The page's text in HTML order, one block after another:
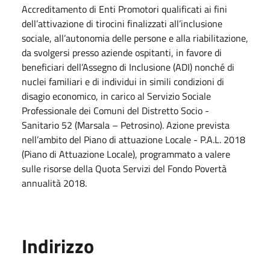
Accreditamento di Enti Promotori qualificati ai fini
dell’attivazione di tirocini finalizzati all’inclusione
sociale, all’autonomia delle persone e alla riabilitazione,
da svolgersi presso aziende ospitanti, in favore di
beneficiari dell’Assegno di Inclusione (ADI) nonché di
nuclei familiari e di individui in simili condizioni di
disagio economico, in carico al Servizio Sociale
Professionale dei Comuni del Distretto Socio -
Sanitario 52 (Marsala – Petrosino). Azione prevista
nell’ambito del Piano di attuazione Locale - P.A.L. 2018
(Piano di Attuazione Locale), programmato a valere
sulle risorse della Quota Servizi del Fondo Povertà
annualità 2018.
Indirizzo